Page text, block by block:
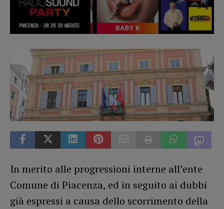
In merito alle progressioni interne all’ente
Comune di Piacenza, ed in seguito ai dubbi
già espressi a causa dello scorrimento della